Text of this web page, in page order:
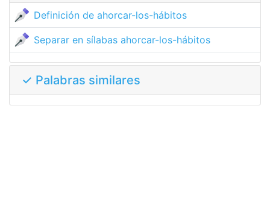
Definición de ahorcar-los-hábitos
Separar en sílabas ahorcar-los-hábitos
✓ Palabras similares